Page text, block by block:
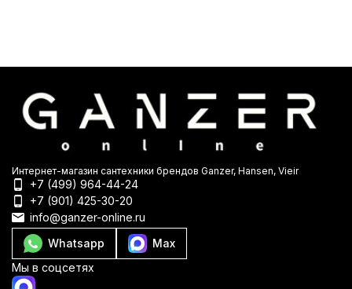
Интернет-магазин сантехники брендов Ganzer, Hansen, Vieir
+7 (499) 964-44-24
+7 (901) 425-30-20
info@ganzer-online.ru
Whatsapp
Max
Мы в соцсетях